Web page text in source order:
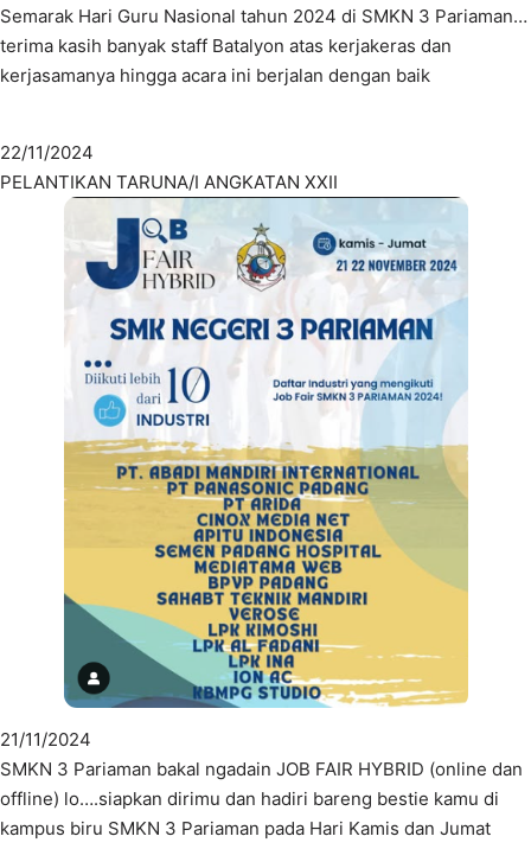
Semarak Hari Guru Nasional tahun 2024 di SMKN 3 Pariaman…
terima kasih banyak staff Batalyon atas kerjakeras dan
kerjasamanya hingga acara ini berjalan dengan baik
22/11/2024
PELANTIKAN TARUNA/I ANGKATAN XXII
21/11/2024
SMKN 3 Pariaman bakal ngadain JOB FAIR HYBRID (online dan
offline) lo….siapkan dirimu dan hadiri bareng bestie kamu di
kampus biru SMKN 3 Pariaman pada Hari Kamis dan Jumat